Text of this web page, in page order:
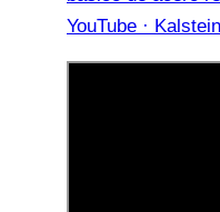
YouTube · Kalstein